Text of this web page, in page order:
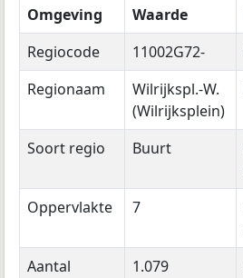
Omgeving
Waarde
Regiocode
11002G72-
Regionaam
Wilrijkspl.-W.
(Wilrijksplein)
Soort regio Buurt
Oppervlakte 7
Aantal
1.079